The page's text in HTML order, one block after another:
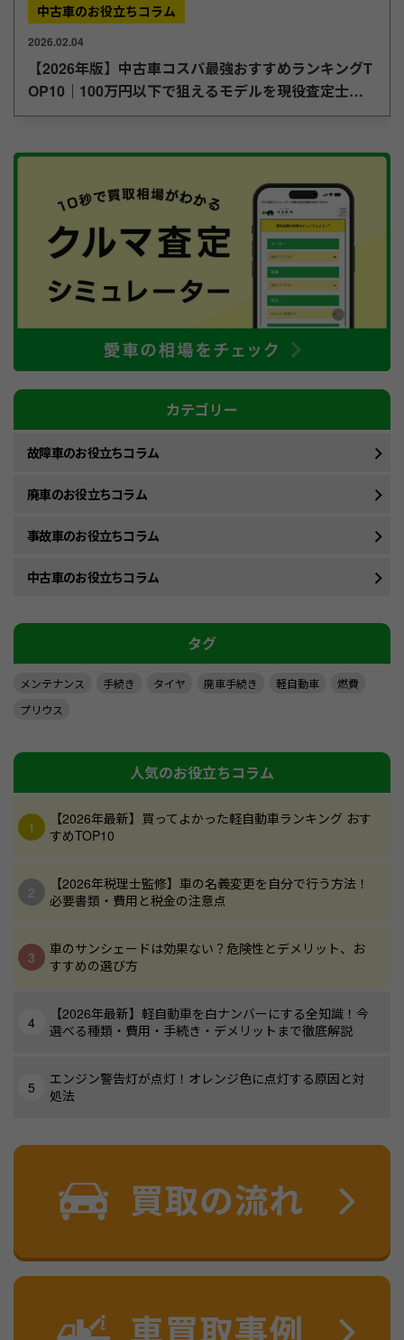
中古車のお役立ちコラム
2026.02.04
【2026年版】中古車コスパ最強おすすめランキングT
OP10｜100万円以下で狙えるモデルを現役査定士が
厳選
カテゴリー
故障車のお役立ちコラム
廃車のお役立ちコラム
事故車のお役立ちコラム
中古車のお役立ちコラム
タグ
メンテナンス 手続き タイヤ 廃車手続き 軽自動車
燃費
プリウス
人気のお役立ちコラム
【2026年最新】買ってよかった軽自動車ランキング おす
すめTOP10
【2026年税理士監修】車の名義変更を自分で行う方法！
必要書類・費用と税金の注意点
車のサンシェードは効果ない？危険性とデメリット、お
すすめの選び方
【2026年最新】軽自動車を白ナンバーにする全知識！今
選べる種類・費用・手続き・デメリットまで徹底解説
エンジン警告灯が点灯！オレンジ色に点灯する原因と対
処法